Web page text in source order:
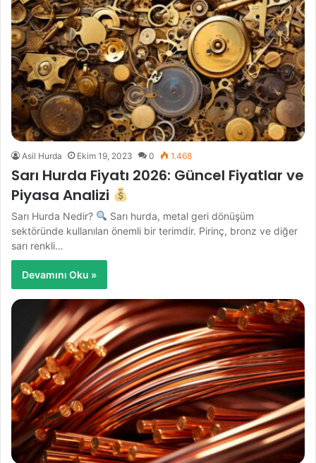
Asil Hurda Ekim 19, 2023 0 1.468
Sarı Hurda Fiyatı 2026: Güncel Fiyatlar ve
Piyasa Analizi
Sarı Hurda Nedir?
Sarı hurda, metal geri dönüşüm
sektöründe kullanılan önemli bir terimdir. Pirinç, bronz ve diğer
sarı renkli…
Devamını Oku »